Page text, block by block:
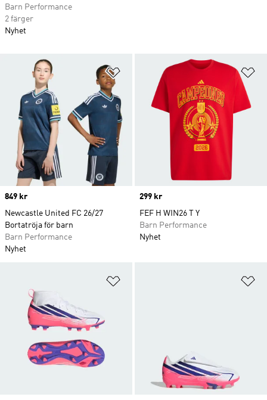
Lägg till på önskelistan
Price
849 kr
Newcastle United FC 26/27
Bortatröja för barn
Barn Performance
Nyhet
Price
299 kr
FEF H WIN26 T Y
Barn Performance
Nyhet
Barn Performance
2 färger
Nyhet